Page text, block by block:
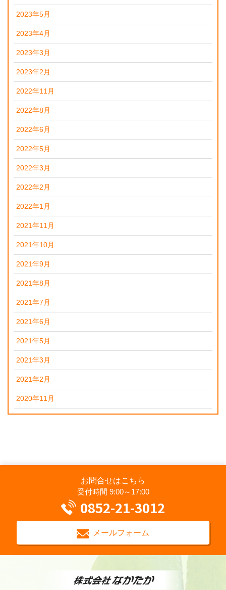
2023年5月
2023年4月
2023年3月
2023年2月
2022年11月
2022年8月
2022年6月
2022年5月
2022年3月
2022年2月
2022年1月
2021年11月
2021年10月
2021年9月
2021年8月
2021年7月
2021年6月
2021年5月
2021年3月
2021年2月
2020年11月
お問合せはこちら
受付時間 9:00～17:00
0852-21-3012
メールフォーム